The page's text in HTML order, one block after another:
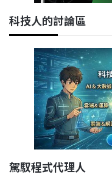
科技人的討論區
駕馭程式代理人